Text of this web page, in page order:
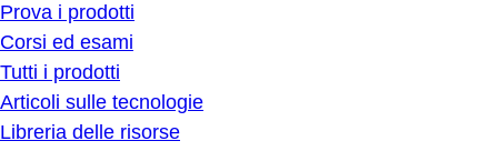
Prova i prodotti
Corsi ed esami
Tutti i prodotti
Articoli sulle tecnologie
Libreria delle risorse